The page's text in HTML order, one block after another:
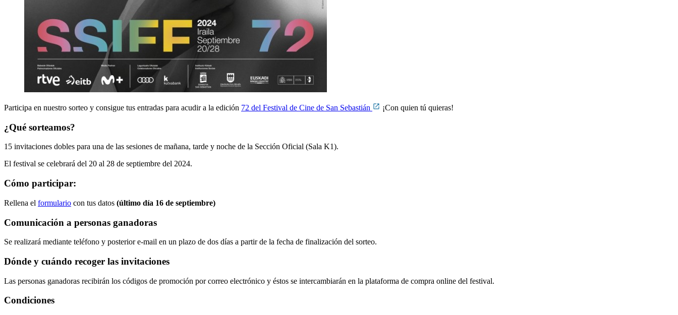
Participa en nuestro sorteo y consigue tus entradas para acudir a la edición 72 del Festival de Cine de San Sebastián ¡Con quien tú quieras!
¿Qué sorteamos?
15 invitaciones dobles para una de las sesiones de mañana, tarde y noche de la Sección Oficial (Sala K1).
El festival se celebrará del 20 al 28 de septiembre del 2024.
Cómo participar:
Rellena el formulario con tus datos (último día 16 de septiembre)
Comunicación a personas ganadoras
Se realizará mediante teléfono y posterior e-mail en un plazo de dos días a partir de la fecha de finalización del sorteo.
Dónde y cuándo recoger las invitaciones
Las personas ganadoras recibirán los códigos de promoción por correo electrónico y éstos se intercambiarán en la plataforma de compra online del festival.
Condiciones